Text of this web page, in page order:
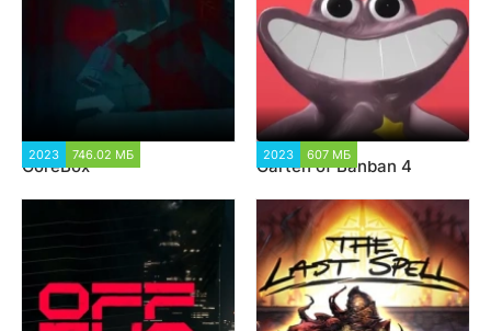
2023 746.02 МБ
GoreBox
2023 607 МБ
Garten of Banban 4